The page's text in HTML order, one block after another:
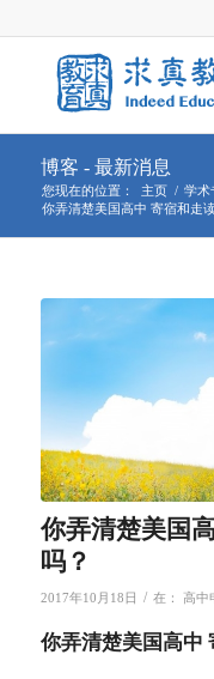
博客 - 最新消息
您现在的位置： 主页 / 学术
你弄清楚美国高中 寄宿和走
你弄清楚美国
吗？
2017年10月18日 / 在： 高中
你弄清楚美国高中